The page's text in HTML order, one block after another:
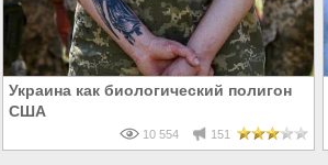
Украина как биологический полигон
США
10 554 151